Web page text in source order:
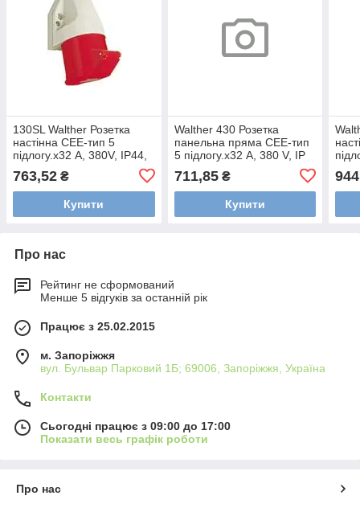
130SL Walther Розетка
настінна СЕЕ-тип 5
підлогу.х32 А, 380V, IP44,
дроту, з сальником
wl130SL
763,52 ₴
Купити
Walther 430 Розетка
панельна пряма СЕЕ-тип
5 підлогу.х32 А, 380 V, IP
711,85₴
Купити
Про нас
Рейтинг не сформований
Менше 5 відгуків за останній рік
Працює з 25.02.2015
м. Запоріжжя
вул. Бульвар Парковий 1Б; 69006, Запоріжжя, Україна
Контакти
Сьогодні працює з 09:00 до 17:00
Показати весь графік роботи
Про нас